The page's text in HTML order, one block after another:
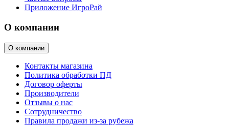
Приложение ИгроРай
О компании
О компании
Контакты магазина
Политика обработки ПД
Договор оферты
Производители
Отзывы о нас
Сотрудничество
Правила продажи из-за рубежа